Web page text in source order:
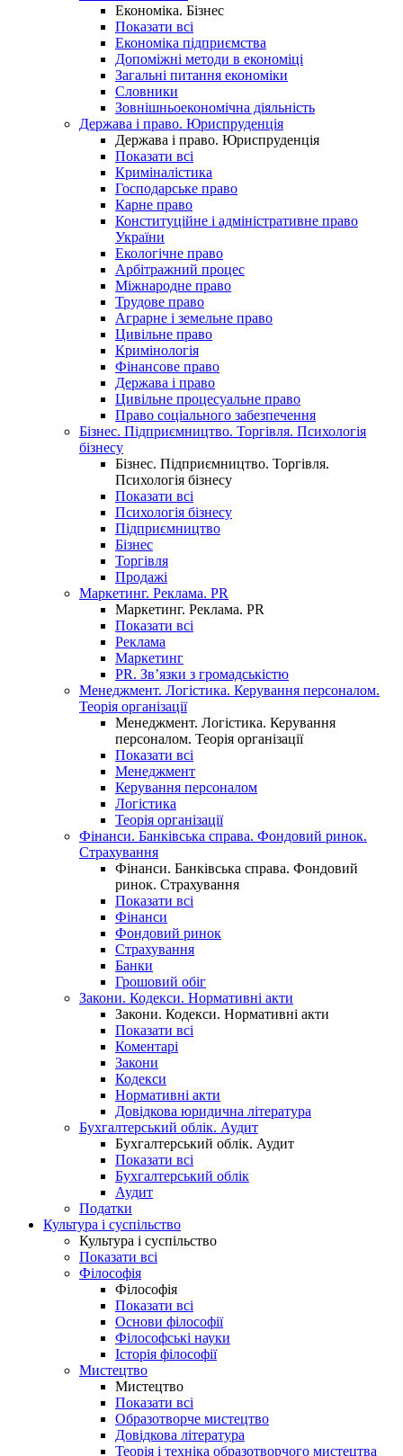
Економіка. Бізнес
Показати всі
Економіка підприємства
Допоміжні методи в економіці
Загальні питання економіки
Словники
Зовнішньоекономічна діяльність
Держава і право. Юриспруденція
Держава і право. Юриспруденція
Показати всі
Криміналістика
Господарське право
Карне право
Конституційне і адміністративне право
України
Екологічне право
Арбітражний процес
Міжнародне право
Трудове право
Аграрне і земельне право
Цивільне право
Кримінологія
Фінансове право
Держава і право
Цивільне процесуальне право
Право соціального забезпечення
Бізнес. Підприємництво. Торгівля. Психологія
бізнесу
Бізнес. Підприємництво. Торгівля.
Психологія бізнесу
Показати всі
Психологія бізнесу
Підприємництво
Бізнес
Торгівля
Продажі
Маркетинг. Реклама. PR
Маркетинг. Реклама. PR
Показати всі
Реклама
Маркетинг
PR. Зв’язки з громадськістю
Менеджмент. Логістика. Керування персоналом.
Теорія організації
Менеджмент. Логістика. Керування
персоналом. Теорія організації
Показати всі
Менеджмент
Керування персоналом
Логістика
Теорія організації
Фінанси. Банківська справа. Фондовий ринок.
Страхування
Фінанси. Банківська справа. Фондовий
ринок. Страхування
Показати всі
Фінанси
Фондовий ринок
Страхування
Банки
Грошовий обіг
Закони. Кодекси. Нормативні акти
Закони. Кодекси. Нормативні акти
Показати всі
Коментарі
Закони
Кодекси
Нормативні акти
Довідкова юридична література
Бухгалтерський облік. Аудит
Бухгалтерський облік. Аудит
Показати всі
Бухгалтерський облік
Аудит
Податки
Культура і суспільство
Культура і суспільство
Показати всі
Філософія
Філософія
Показати всі
Основи філософії
Філософські науки
Історія філософії
Мистецтво
Мистецтво
Показати всі
Образотворче мистецтво
Довідкова література
Теорія і техніка образотворчого мистецтва